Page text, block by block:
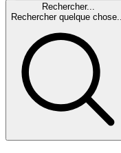
Rechercher...
Rechercher quelque chose...